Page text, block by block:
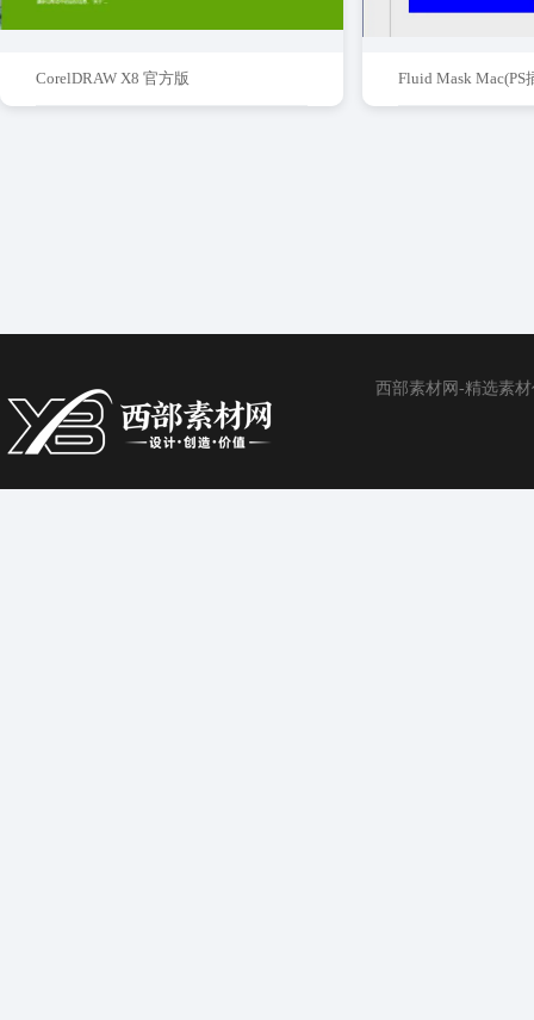
CorelDRAW X8 官方版 Fluid Mask Mac(PS
西部素材网-精选素